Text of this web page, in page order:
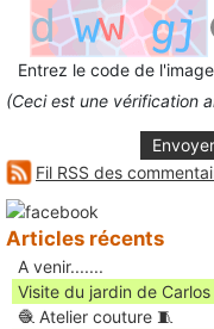
Entrez le code de l'image
(Ceci est une vérification
Fil RSS des
Articles récents
A venir.......
Visite du jardin de Carlos
🧶 Atelier couture 🧵